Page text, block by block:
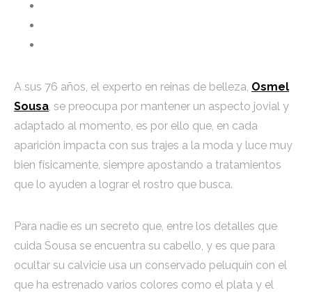
A sus 76 años, el experto en reinas de belleza, Osmel
Sousa , se preocupa por mantener un aspecto jovial y
adaptado al momento, es por ello que, en cada
aparición impacta con sus trajes a la moda y luce muy
bien físicamente, siempre apostando a tratamientos
que lo ayuden a lograr el rostro que busca.
Para nadie es un secreto que, entre los detalles que
cuida Sousa se encuentra su cabello, y es que para
ocultar su calvicie usa un conservado peluquín con el
que ha estrenado varios colores como el plata y el